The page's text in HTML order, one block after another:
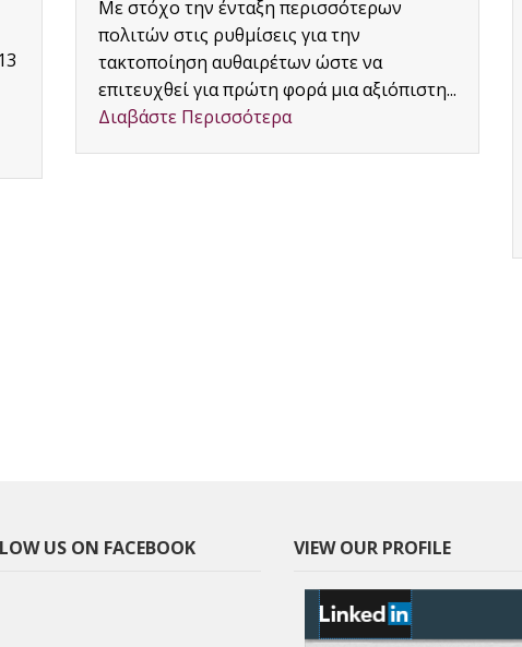
Π.Ε.Θεσσαλονίκης 30/1/2017
Παράταση προθεσμίας υποβολής
δηλώσεων σε περιοχές Δήμων Θερμαϊκού
και Θέρμης Π.Ε.Θεσσαλονίκης 30/1/2017
US ON FACEBOOK VIEW OUR PROFILE